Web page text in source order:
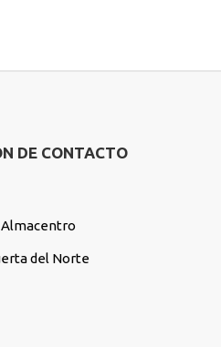
DE CONTACTO
Almacentro
del Norte